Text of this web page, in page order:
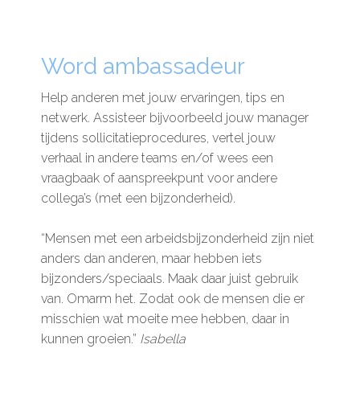
Word ambassadeur
Help anderen met jouw ervaringen, tips en
netwerk. Assisteer bijvoorbeeld jouw manager
tijdens sollicitatieprocedures, vertel jouw
verhaal in andere teams en/of wees een
vraagbaak of aanspreekpunt voor andere
collega’s (met een bijzonderheid).
“Mensen met een arbeidsbijzonderheid zijn niet
anders dan anderen, maar hebben iets
bijzonders/speciaals. Maak daar juist gebruik
van. Omarm het. Zodat ook de mensen die er
misschien wat moeite mee hebben, daar in
kunnen groeien.” Isabella